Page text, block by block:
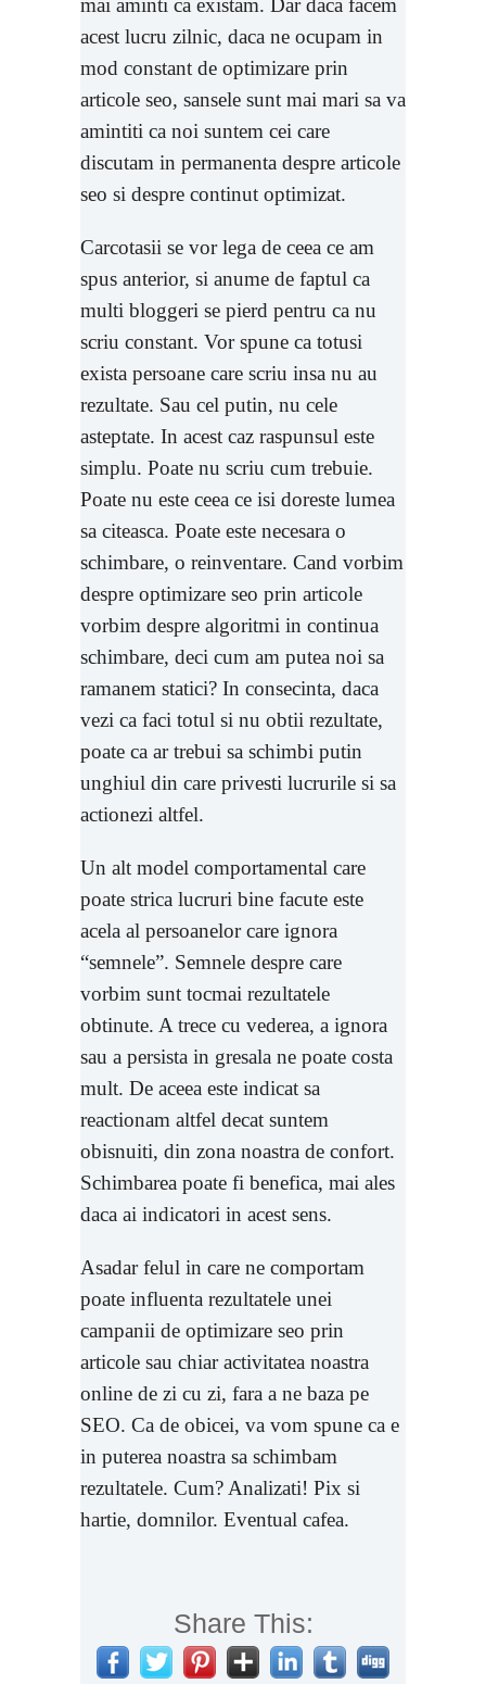
mai aminti ca existam. Dar daca facem
acest lucru zilnic, daca ne ocupam in
mod constant de optimizare prin
articole seo, sansele sunt mai mari sa va
amintiti ca noi suntem cei care
discutam in permanenta despre articole
seo si despre continut optimizat.
Carcotasii se vor lega de ceea ce am
spus anterior, si anume de faptul ca
multi bloggeri se pierd pentru ca nu
scriu constant. Vor spune ca totusi
exista persoane care scriu insa nu au
rezultate. Sau cel putin, nu cele
asteptate. In acest caz raspunsul este
simplu. Poate nu scriu cum trebuie.
Poate nu este ceea ce isi doreste lumea
sa citeasca. Poate este necesara o
schimbare, o reinventare. Cand vorbim
despre optimizare seo prin articole
vorbim despre algoritmi in continua
schimbare, deci cum am putea noi sa
ramanem statici? In consecinta, daca
vezi ca faci totul si nu obtii rezultate,
poate ca ar trebui sa schimbi putin
unghiul din care privesti lucrurile si sa
actionezi altfel.
Un alt model comportamental care
poate strica lucruri bine facute este
acela al persoanelor care ignora
“semnele”. Semnele despre care
vorbim sunt tocmai rezultatele
obtinute. A trece cu vederea, a ignora
sau a persista in gresala ne poate costa
mult. De aceea este indicat sa
reactionam altfel decat suntem
obisnuiti, din zona noastra de confort.
Schimbarea poate fi benefica, mai ales
daca ai indicatori in acest sens.
Asadar felul in care ne comportam
poate influenta rezultatele unei
campanii de optimizare seo prin
articole sau chiar activitatea noastra
online de zi cu zi, fara a ne baza pe
SEO. Ca de obicei, va vom spune ca e
in puterea noastra sa schimbam
rezultatele. Cum? Analizati! Pix si
hartie, domnilor. Eventual cafea.
Share This: